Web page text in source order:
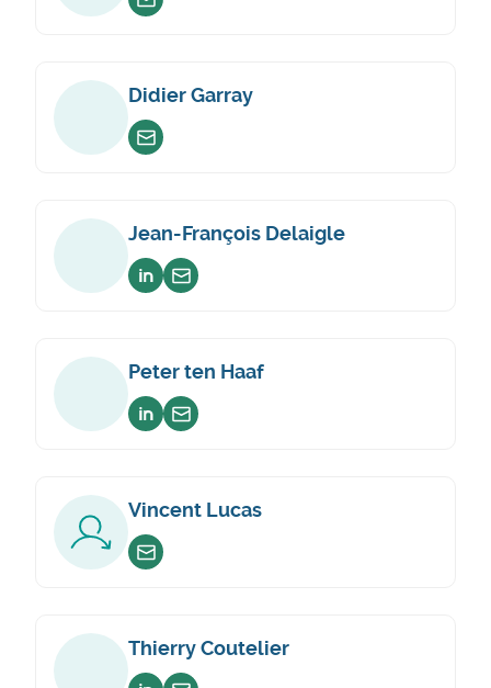
Envoyer un email
Didier Garray
Envoyer un email
Jean-François Delaigle
Voir sur linkedin
Envoyer un email
Peter ten Haaf
Voir sur linkedin
Envoyer un email
Vincent Lucas
Envoyer un email
Thierry Coutelier